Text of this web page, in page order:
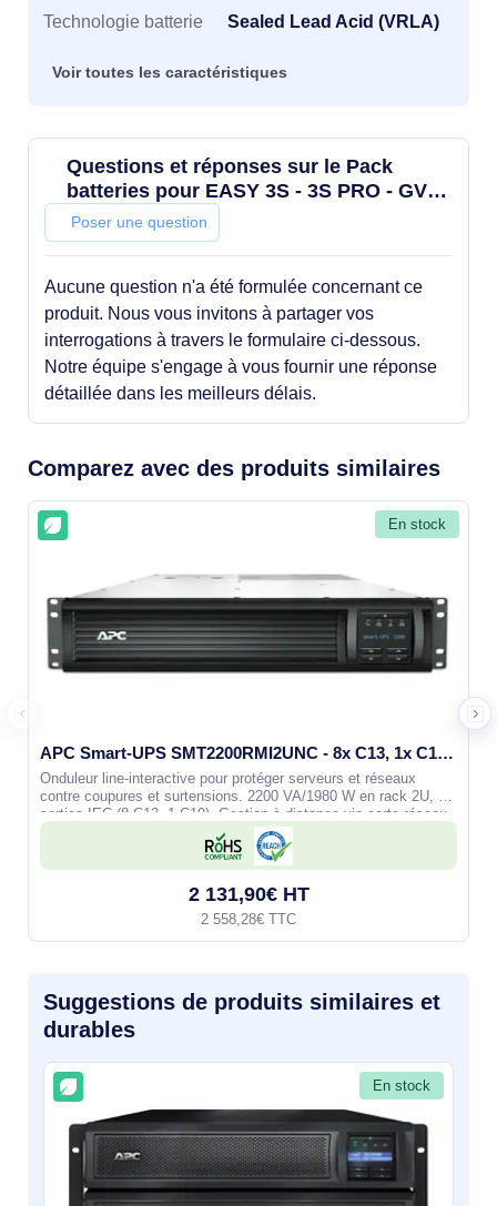
Caractéristiques clés
Technologie batterie Sealed Lead Acid (VRLA)
Voir toutes les caractéristiques
Questions et réponses sur le Pack
batteries pour EASY 3S - 3S PRO - GVS
avec 4 modules GVSBTHULL 9Ah 10
ans - Professionnels
Poser une question
Aucune question n'a été formulée concernant ce
produit. Nous vous invitons à partager vos
interrogations à travers le formulaire ci-dessous.
Notre équipe s'engage à vous fournir une réponse
détaillée dans les meilleurs délais.
Comparez avec des produits similaires
En stock
APC Smart-UPS SMT2200RMI2UNC - 8x C13, 1x C19, USB, montable en rack, NMC, 2200VA
Onduleur line‑interactive pour protéger serveurs et réseaux
contre coupures et surtensions. 2200 VA/1980 W en rack 2U, 9
sorties IEC (8 C13, 1 C19). Gestion à distance via carte réseau
2 131,90€ HT
2 558,28€ TTC
Suggestions de produits similaires et
durables
En stock